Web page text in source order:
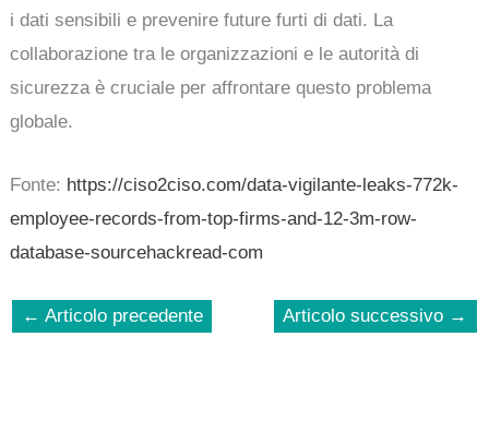
i dati sensibili e prevenire future furti di dati. La
collaborazione tra le organizzazioni e le autorità di
sicurezza è cruciale per affrontare questo problema
globale.
Fonte: https://ciso2ciso.com/data-vigilante-leaks-772k-
employee-records-from-top-firms-and-12-3m-row-
database-sourcehackread-com
← Articolo precedente Articolo successivo →